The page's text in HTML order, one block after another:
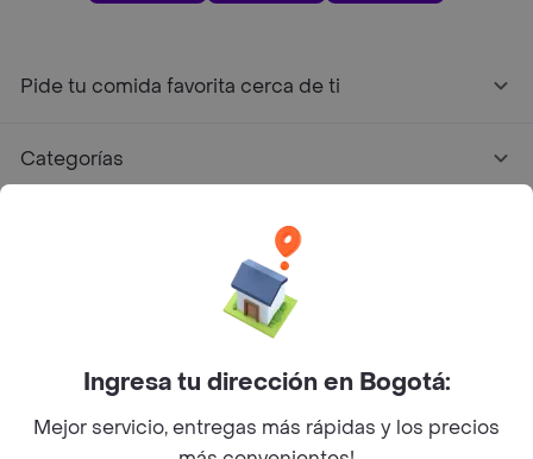
Pide tu comida favorita cerca de ti
Categorías
Facebook
Twitter
Instagram
©2026Rappi Inc. All rights reserved.
Ingresa tu dirección en Bogotá:
Mejor servicio, entregas más rápidas y los precios